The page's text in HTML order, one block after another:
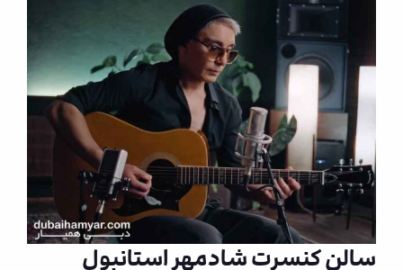
سالن کنسرت شادمهر استانبول